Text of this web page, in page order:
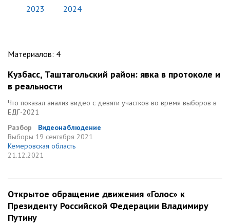
2023 2024
Материалов: 4
Кузбасс, Таштагольский район: явка в протоколе и
в реальности
Что показал анализ видео с девяти участков во время выборов в
ЕДГ-2021
Разбор
Видеонаблюдение
Выборы 19 сентября 2021
Кемеровская область
21.12.2021
Открытое обращение движения «Голос» к
Президенту Российской Федерации Владимиру
Путину